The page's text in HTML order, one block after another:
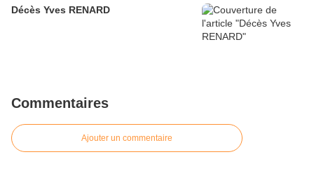
Décès Yves RENARD
Commentaires
Ajouter un commentaire